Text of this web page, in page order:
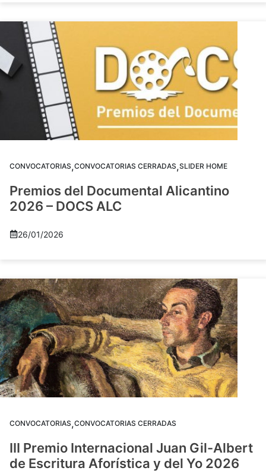
CONVOCATORIAS,CONVOCATORIAS CERRADAS,SLIDER HOME
Premios del Documental Alicantino
2026 – DOCS ALC
26/01/2026
CONVOCATORIAS,CONVOCATORIAS CERRADAS
III Premio Internacional Juan Gil-Albert
de Escritura Aforística y del Yo 2026